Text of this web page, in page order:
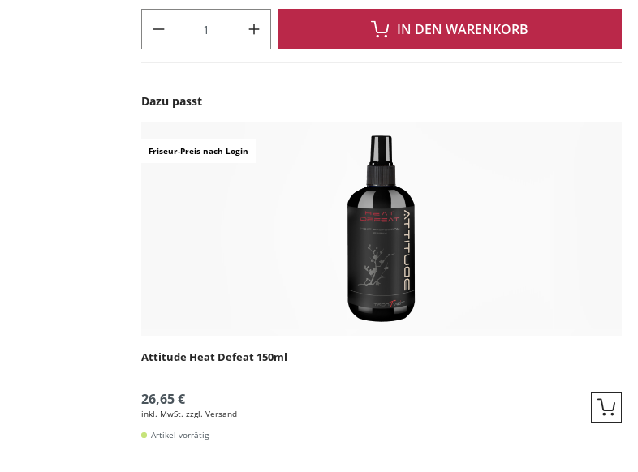
IN DEN WARENKORB
Dazu passt
Friseur-Preis nach Login
Attitude Heat Defeat 150ml
26,65 €
inkl. MwSt. zzgl. Versand
Artikel vorrätig